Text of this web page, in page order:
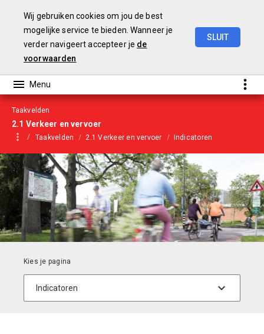
Wij gebruiken cookies om jou de best
mogelijke service te bieden. Wanneer je
verder navigeert accepteer je de
voorwaarden
SLUIT
Taakvelden
2.1 Verkeer en vervoer
Taakvelden 2.1 Verkeer en vervoer Indicatoren